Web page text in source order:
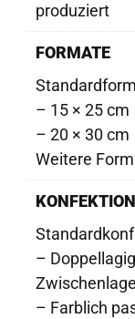
produziert
FORMATE
– 15 × 25 cm
– 20 × 30 cm
Weitere
KONFEKTION
–
– Farblich